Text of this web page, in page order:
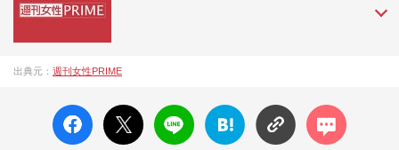
成27年）1月に開設された主婦と生活社が運営する日本のニュ
陣の執筆記事を配信するほか、女性週刊誌『週刊女性』の誌
面に掲載された記事から、インターネット利用者層にとって
出典元： 週刊女性PRIME
facebo
ok い
X ポス
ト
LINE
はてな
ブック
コメン
ト